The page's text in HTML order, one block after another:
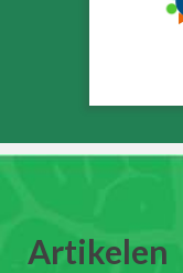
Artikelen